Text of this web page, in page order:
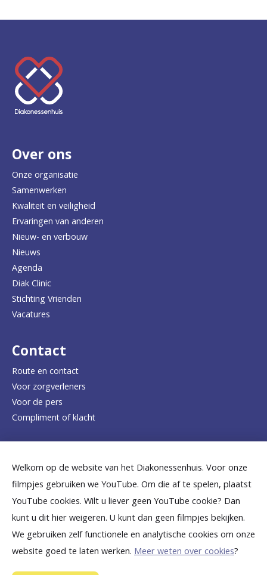
Welkom op de website van het Diakonessenhuis. Voor onze
filmpjes gebruiken we YouTube. Om die af te spelen, plaatst
YouTube cookies. Wilt u liever geen YouTube cookie? Dan
kunt u dit hier weigeren. U kunt dan geen filmpjes bekijken.
We gebruiken zelf functionele en analytische cookies om onze
website goed te laten werken. Meer weten over cookies?
K
e
e
t
e
r
u
g
n
a
a
d
e
h
o
p
a
g
e
Over ons
Onze organisatie
Samenwerken
Kwaliteit en veiligheid
Ervaringen van anderen
Nieuw- en verbouw
Nieuws
Agenda
Diak Clinic
Stichting Vrienden
Vacatures
Contact
Route en contact
Voor zorgverleners
Voor de pers
Compliment of klacht
Dicht bij jou
B
e
k
B
e
k
B
e
k
B
e
k
B
e
k